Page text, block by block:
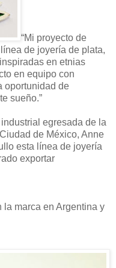
“Mi proyecto de
de joyería de plata,
en etnias
en equipo con
oportunidad de
sueño.”
egresada de la
de México, Anne
esta línea de joyería
exportar
la marca en Argentina y